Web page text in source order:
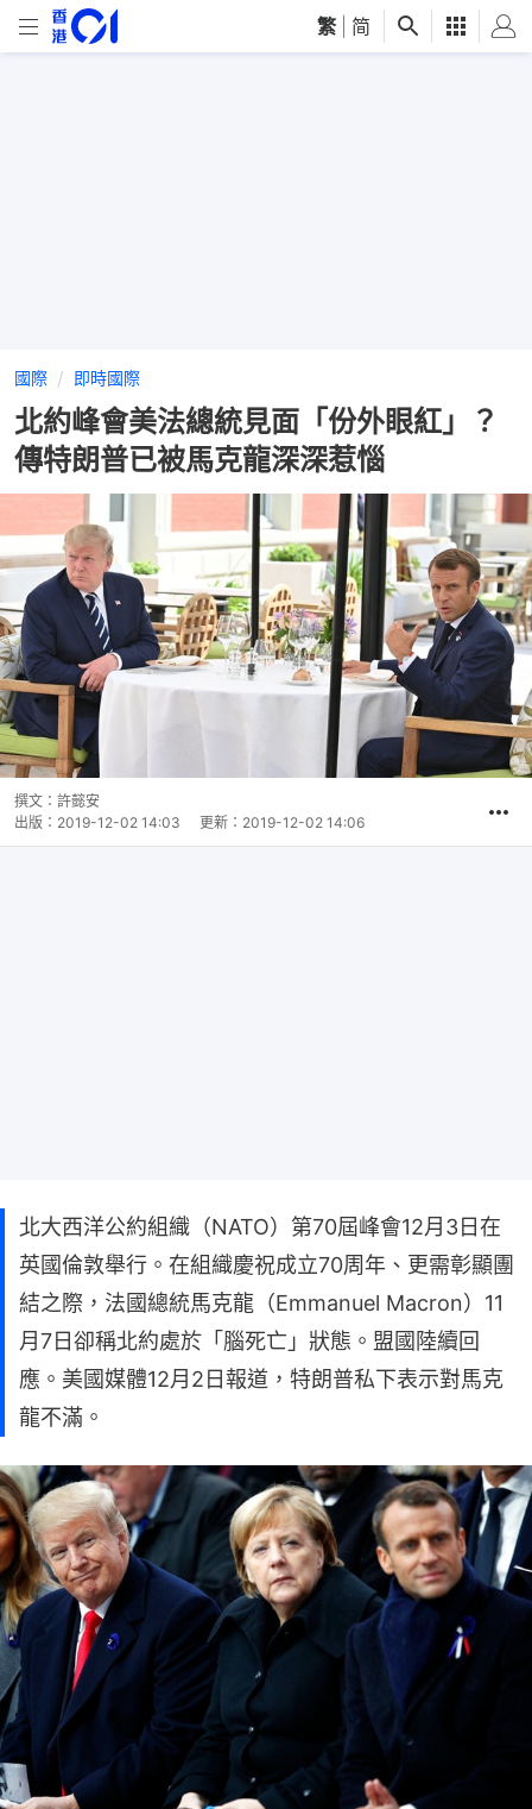
繁 简
國際 即時國際
北約峰會美法總統見面「份外眼紅」？
傳特朗普已被馬克龍深深惹惱
撰文： 許懿安
出版： 2019-12-02 14:03 更新： 2019-12-02 14:06
北大西洋公約組織（NATO）第70屆峰會12月3日在
英國倫敦舉行。在組織慶祝成立70周年、更需彰顯團
結之際，法國總統馬克龍（Emmanuel Macron）11
月7日卻稱北約處於「腦死亡」狀態。盟國陸續回
應。美國媒體12月2日報道，特朗普私下表示對馬克
龍不滿。